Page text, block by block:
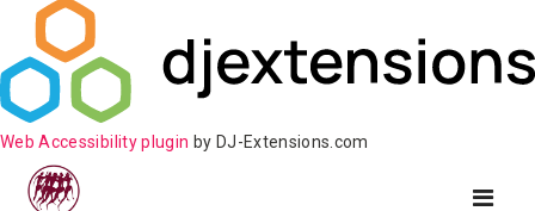
Web Accessibility plugin by DJ-Extensions.com